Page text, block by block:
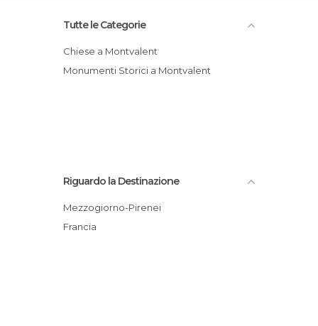
Tutte le Categorie
Chiese a Montvalent
Monumenti Storici a Montvalent
Riguardo la Destinazione
Mezzogiorno-Pirenei
Francia